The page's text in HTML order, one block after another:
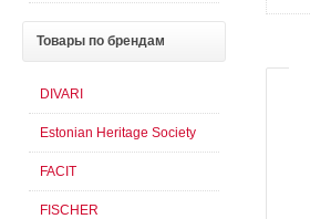
Товары по брендам
DIVARI
Estonian Heritage Society
FACIT
FISCHER